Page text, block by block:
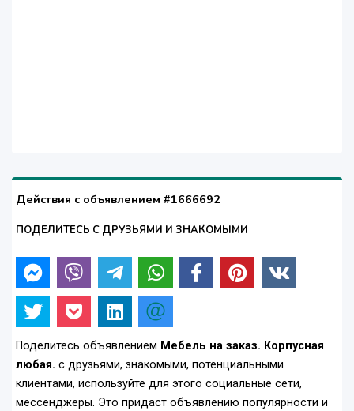
Действия с объявлением #1666692
ПОДЕЛИТЕСЬ С ДРУЗЬЯМИ И ЗНАКОМЫМИ
Поделитесь объявлением Мебель на заказ. Корпусная
любая. с друзьями, знакомыми, потенциальными
клиентами, используйте для этого социальные сети,
мессенджеры. Это придаст объявлению популярности и